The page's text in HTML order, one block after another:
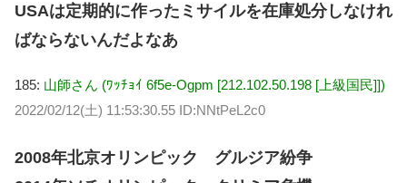
USAは定期的に作ったミサイルを在庫処分しなけれ
ばならないんだよなあ
185: 山師さん (ﾜｯﾁｮｲ 6f5e-Ogpm [212.102.50.198 [上級国民]])
2022/02/12(土) 11:53:30.55 ID:NNtPeL2c0
2008年北京オリンピック グルジア紛争